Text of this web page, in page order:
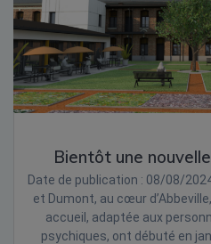
Bientôt une
Date de publication : 08/08/
et Dumont, au cœur
accueil, adaptée aux
psychiques, ont débuté en